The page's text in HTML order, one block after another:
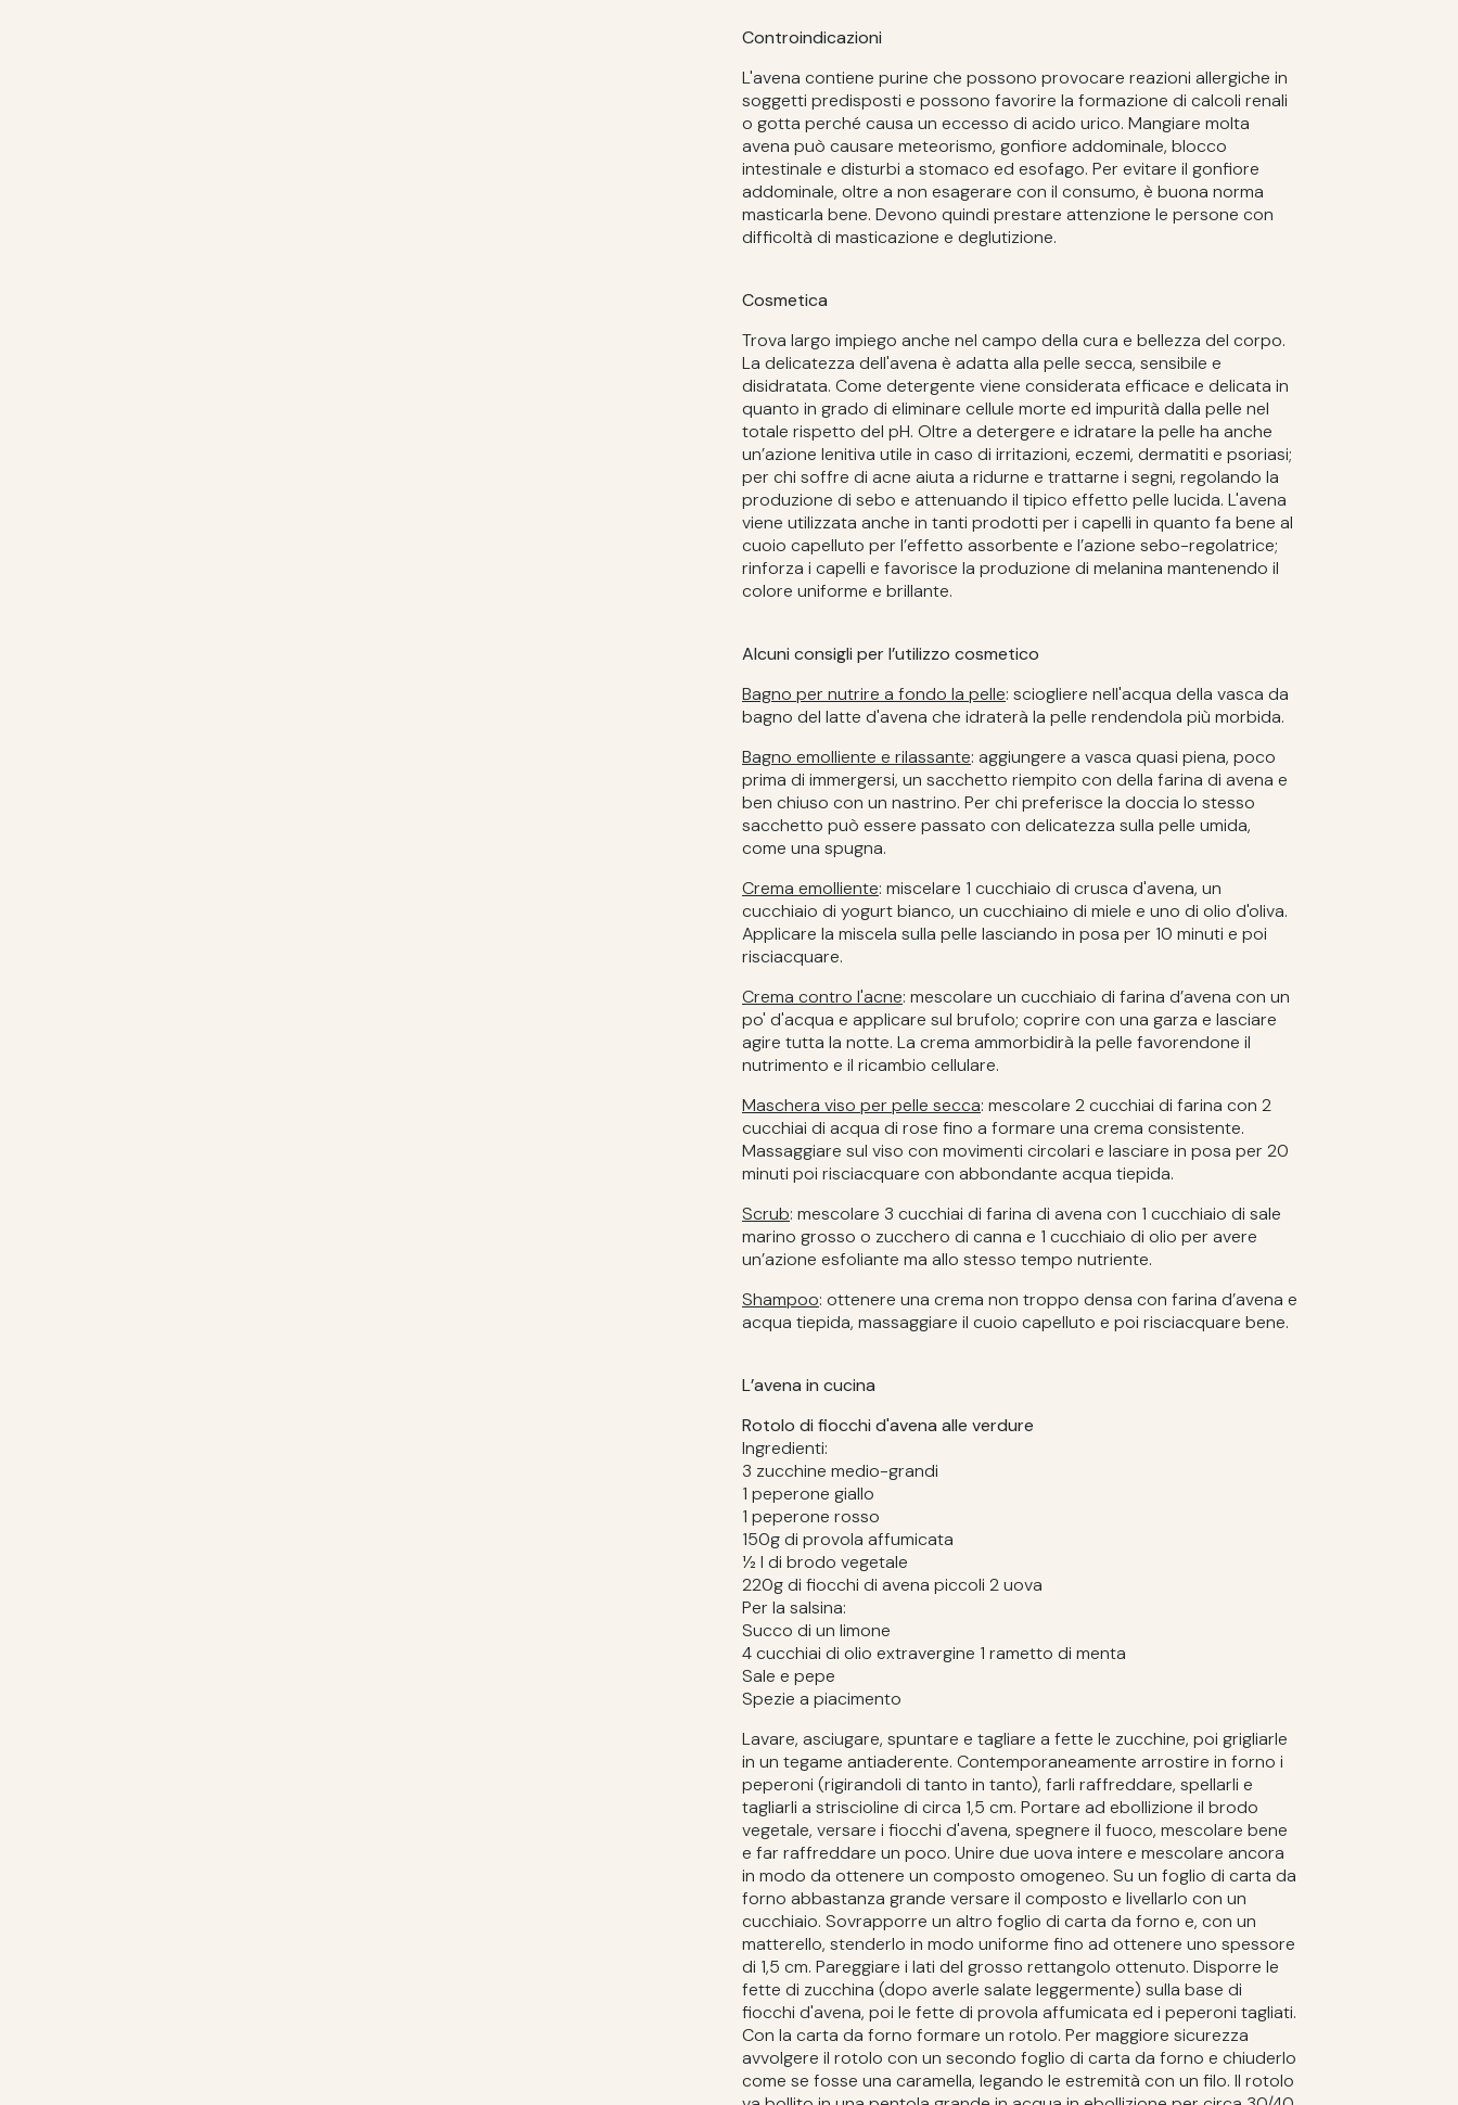
Controindicazioni
L'avena contiene purine che possono provocare reazioni allergiche in
soggetti predisposti e possono favorire la formazione di calcoli renali
o gotta perché causa un eccesso di acido urico. Mangiare molta
avena può causare meteorismo, gonfiore addominale, blocco
intestinale e disturbi a stomaco ed esofago. Per evitare il gonfiore
addominale, oltre a non esagerare con il consumo, è buona norma
masticarla bene. Devono quindi prestare attenzione le persone con
difficoltà di masticazione e deglutizione.
Cosmetica
Trova largo impiego anche nel campo della cura e bellezza del corpo.
La delicatezza dell'avena è adatta alla pelle secca, sensibile e
disidratata. Come detergente viene considerata efficace e delicata in
quanto in grado di eliminare cellule morte ed impurità dalla pelle nel
totale rispetto del pH. Oltre a detergere e idratare la pelle ha anche
un’azione lenitiva utile in caso di irritazioni, eczemi, dermatiti e psoriasi;
per chi soffre di acne aiuta a ridurne e trattarne i segni, regolando la
produzione di sebo e attenuando il tipico effetto pelle lucida. L'avena
viene utilizzata anche in tanti prodotti per i capelli in quanto fa bene al
cuoio capelluto per l’effetto assorbente e l’azione sebo-regolatrice;
rinforza i capelli e favorisce la produzione di melanina mantenendo il
colore uniforme e brillante.
Alcuni consigli per l’utilizzo cosmetico
Bagno per nutrire a fondo la pelle: sciogliere nell'acqua della vasca da
bagno del latte d'avena che idraterà la pelle rendendola più morbida.
Bagno emolliente e rilassante: aggiungere a vasca quasi piena, poco
prima di immergersi, un sacchetto riempito con della farina di avena e
ben chiuso con un nastrino. Per chi preferisce la doccia lo stesso
sacchetto può essere passato con delicatezza sulla pelle umida,
come una spugna.
Crema emolliente: miscelare 1 cucchiaio di crusca d'avena, un
cucchiaio di yogurt bianco, un cucchiaino di miele e uno di olio d'oliva.
Applicare la miscela sulla pelle lasciando in posa per 10 minuti e poi
risciacquare.
Crema contro l'acne: mescolare un cucchiaio di farina d’avena con un
po' d'acqua e applicare sul brufolo; coprire con una garza e lasciare
agire tutta la notte. La crema ammorbidirà la pelle favorendone il
nutrimento e il ricambio cellulare.
Maschera viso per pelle secca: mescolare 2 cucchiai di farina con 2
cucchiai di acqua di rose fino a formare una crema consistente.
Massaggiare sul viso con movimenti circolari e lasciare in posa per 20
minuti poi risciacquare con abbondante acqua tiepida.
Scrub: mescolare 3 cucchiai di farina di avena con 1 cucchiaio di sale
marino grosso o zucchero di canna e 1 cucchiaio di olio per avere
un’azione esfoliante ma allo stesso tempo nutriente.
Shampoo: ottenere una crema non troppo densa con farina d’avena e
acqua tiepida, massaggiare il cuoio capelluto e poi risciacquare bene.
L’avena in cucina
Rotolo di fiocchi d'avena alle verdure
Ingredienti:
3 zucchine medio-grandi
1 peperone giallo
1 peperone rosso
150g di provola affumicata
1⁄2 l di brodo vegetale
220g di fiocchi di avena piccoli 2 uova
Per la salsina:
Succo di un limone
4 cucchiai di olio extravergine 1 rametto di menta
Sale e pepe
Spezie a piacimento
Lavare, asciugare, spuntare e tagliare a fette le zucchine, poi grigliarle
in un tegame antiaderente. Contemporaneamente arrostire in forno i
peperoni (rigirandoli di tanto in tanto), farli raffreddare, spellarli e
tagliarli a striscioline di circa 1,5 cm. Portare ad ebollizione il brodo
vegetale, versare i fiocchi d'avena, spegnere il fuoco, mescolare bene
e far raffreddare un poco. Unire due uova intere e mescolare ancora
in modo da ottenere un composto omogeneo. Su un foglio di carta da
forno abbastanza grande versare il composto e livellarlo con un
cucchiaio. Sovrapporre un altro foglio di carta da forno e, con un
matterello, stenderlo in modo uniforme fino ad ottenere uno spessore
di 1,5 cm. Pareggiare i lati del grosso rettangolo ottenuto. Disporre le
fette di zucchina (dopo averle salate leggermente) sulla base di
fiocchi d'avena, poi le fette di provola affumicata ed i peperoni tagliati.
Con la carta da forno formare un rotolo. Per maggiore sicurezza
avvolgere il rotolo con un secondo foglio di carta da forno e chiuderlo
come se fosse una caramella, legando le estremità con un filo. Il rotolo